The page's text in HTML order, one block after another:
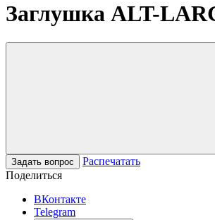
Заглушка ALT-
Задать вопрос
Распечатать
Поделиться
ВКонтакте
Telegram